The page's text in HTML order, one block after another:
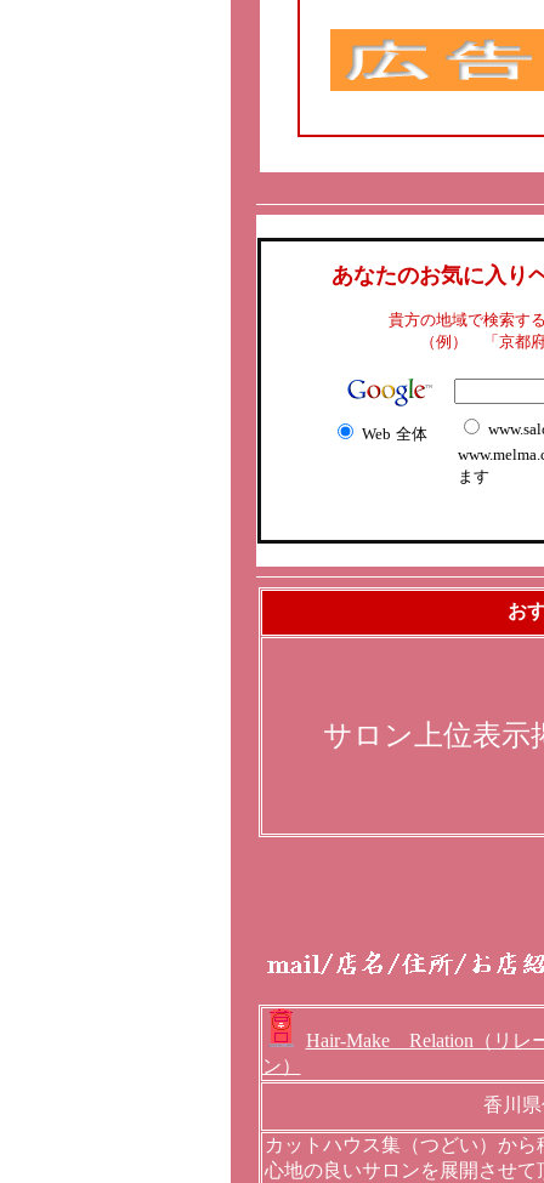
あなたのお気に入り
貴方の地域で検索す
（例） 「京都
Web 全体
ます
お
サロン上位表示
Hair-Make Relation（リレ
ン）
香川県
カットハウス集（つどい）か
心地の良いサロンを展開させ